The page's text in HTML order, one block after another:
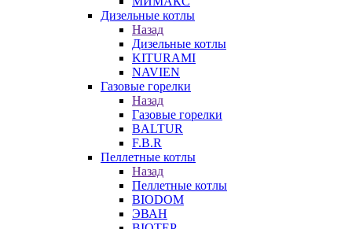
Дизельные котлы
Назад
Дизельные котлы
KITURAMI
NAVIEN
Газовые горелки
Назад
Газовые горелки
BALTUR
F.B.R
Пеллетные котлы
Назад
Пеллетные котлы
BIODOM
ЭВАН